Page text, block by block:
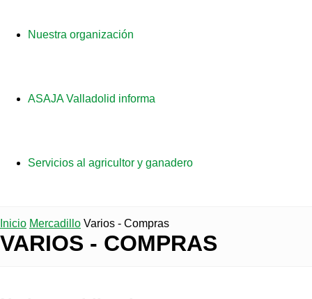
Nuestra organización
ASAJA Valladolid informa
Servicios al agricultor y ganadero
Inicio Mercadillo Varios - Compras
VARIOS - COMPRAS